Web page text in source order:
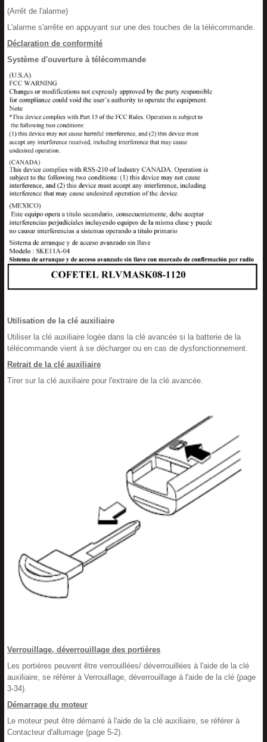
(Arrêt de l'alarme)
L'alarme s'arrête en appuyant sur une des touches de la télécommande.
Déclaration de conformité
Système d'ouverture à télécommande
Utilisation de la clé auxiliaire
Utiliser la clé auxiliaire logée dans la clé avancée si la batterie de la
télécommande vient à se décharger ou en cas de dysfonctionnement.
Retrait de la clé auxiliaire
Tirer sur la clé auxiliaire pour l'extraire de la clé avancée.
Verrouillage, déverrouillage des portières
Les portières peuvent être verrouillées/ déverrouillées à l'aide de la clé
auxiliaire, se référer à Verrouillage, déverrouillage à l'aide de la clé (page
3-34).
Démarrage du moteur
Le moteur peut être démarré à l'aide de la clé auxiliaire, se référer à
Contacteur d'allumage (page 5-2).